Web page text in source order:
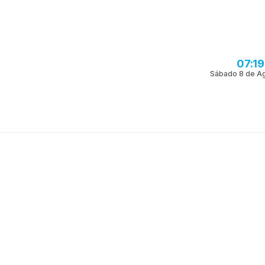
Sábado 8 de